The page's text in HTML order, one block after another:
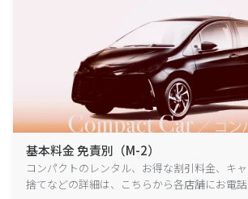
基本料金 免責別（M-2）
コンパクトのレンタル、お得な割引料金、キ
捨てなどの詳細は、こちらから各店舗にお電話